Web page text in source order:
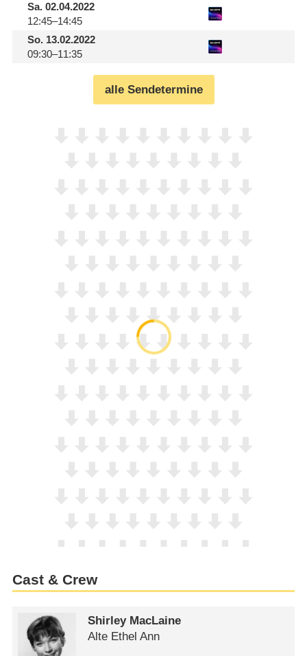
Sa.02.04.2022
12:45–14:45
So.13.02.2022
09:30–11:35
alle Sendetermine
Cast & Crew
Shirley MacLaine
Alte Ethel Ann